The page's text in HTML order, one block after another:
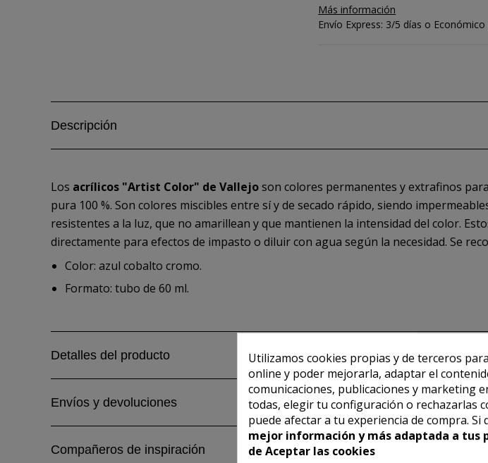
Más información
Envío Express: 3/5 días o
Descripción
Los acrílicos "Artist Color" de Vallejoson colores permanentes y extrafinos
pura 100 %. Son colores miscibles entre sí y de secado rápido, siendo
resistentes a la luz, que no amarillean y que mantienen la intensidad del color.
directamente para efectos de impasto o diluir con agua según la necesidad. Se
Color: azul cobalto cromo.
Formato: tubo de 60 ml.
Detalles del producto
Envíos y devoluciones
Compañeros de inspiración
Utilizamos cookies propias y de terceros
online y poder mejorarla, adaptar el
comunicaciones, publicaciones y marketing
todas, elegir tu configuración o rechazarlas
puede afectar a tu experiencia de compra.
mejor información y más adaptada a tus
de Aceptar las cookies